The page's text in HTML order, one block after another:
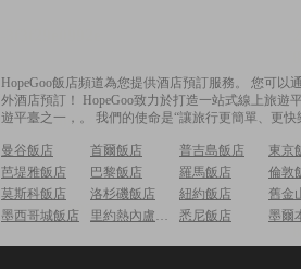
HopeGoo飯店頻道為您提供酒店預訂服務。 您可
外酒店預訂！ HopeGoo致力於打造一站式線上旅
遊平臺之一，。 我們的使命是“讓旅行更簡單、更
曼谷飯店 首爾飯店 普吉島飯店
東京
芭堤雅飯店
巴黎飯店 羅馬飯店
倫敦
莫斯科飯店
洛杉磯飯店 紐約飯店
舊金
墨西哥城飯店
里約熱內盧飯店 悉尼飯店 墨爾